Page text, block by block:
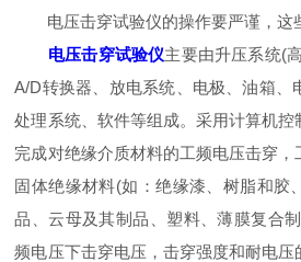
电压击穿试验仪的操作要严谨，这
电压击穿试验仪主要由升压系统(
A/D转换器、放电系统、电极、油箱、
处理系统、软件等组成。采用计算机控
完成对绝缘介质材料的工频电压击穿
固体绝缘材料(如：绝缘漆、树脂和胶
品、云母及其制品、塑料、薄膜复合
频电压下击穿电压，击穿强度和耐电